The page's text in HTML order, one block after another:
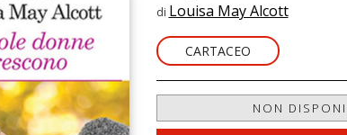
di Louisa May Alcott
CARTACEO
NON